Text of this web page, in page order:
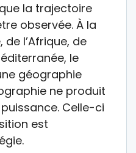
la trajectoire
observée. À la
de l’Afrique, de
le
géographie
ne produit
Celle-ci
est